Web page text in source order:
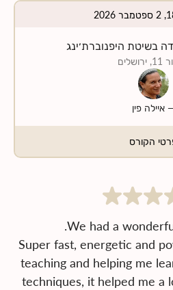
בשיטת היפנוברת׳ינג
איילה פין
הקורס
Super fast, energetic and
teaching and helping me
techniques, it helped me a